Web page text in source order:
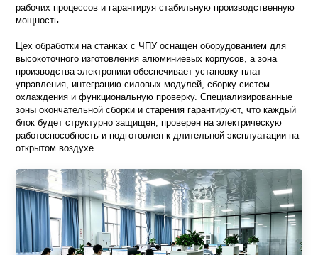
рабочих процессов и гарантируя стабильную производственную
мощность.
Цех обработки на станках с ЧПУ оснащен оборудованием для
высокоточного изготовления алюминиевых корпусов, а зона
производства электроники обеспечивает установку плат
управления, интеграцию силовых модулей, сборку систем
охлаждения и функциональную проверку. Специализированные
зоны окончательной сборки и старения гарантируют, что каждый
блок будет структурно защищен, проверен на электрическую
работоспособность и подготовлен к длительной эксплуатации на
открытом воздухе.